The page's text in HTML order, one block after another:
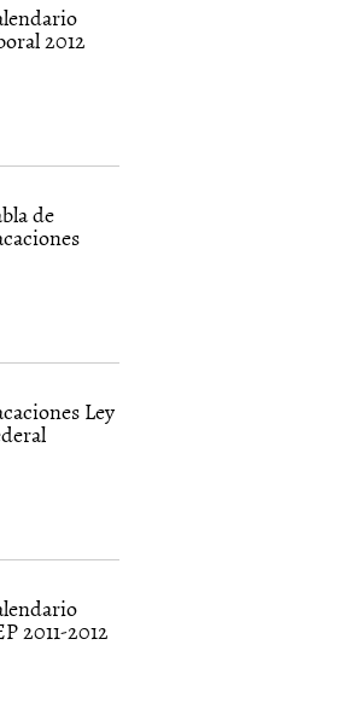
2012
de
Ley
2011-2012